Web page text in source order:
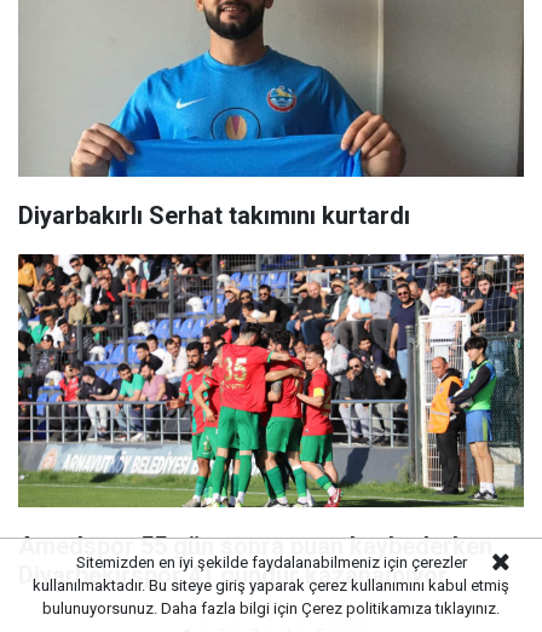
Diyarbakırlı Serhat takımını kurtardı
Amedspor 55 gün sonra puan kaybederken,
Diyarbekirspor 41 gündür kazanamıyor
Sitemizden en iyi şekilde faydalanabilmeniz için çerezler
kullanılmaktadır. Bu siteye giriş yaparak çerez kullanımını kabul etmiş
bulunuyorsunuz. Daha fazla bilgi için Çerez politikamıza tıklayınız.